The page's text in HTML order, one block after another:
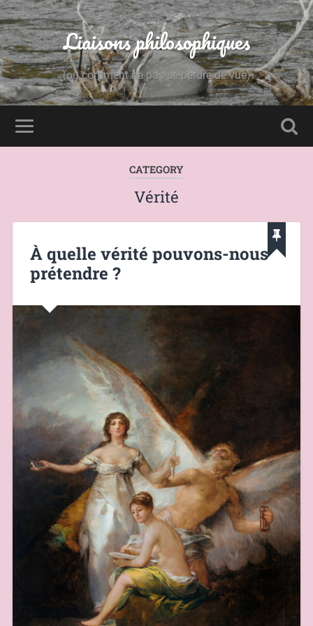
Liaisons philosophiques
(ou comment ne pas se perdre de vue)
CATEGORY
Vérité
À quelle vérité pouvons-nous
prétendre ?